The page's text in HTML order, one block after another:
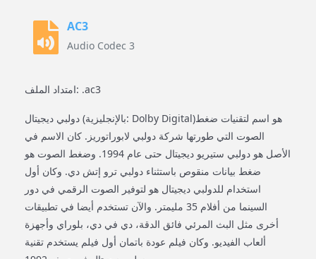
AC3
Audio Codec 3
امتداد الملف: .ac3
دولبي ديجيتال (بالإنجليزية: Dolby Digital)‏ هو اسم لتقنيات ضغط
الصوت التي طورتها شركة دولبي لابوراتوريز. كان الاسم في
الأصل هو دولبي ستيريو ديجيتال حتى عام 1994. وضغط الصوت هو
ضغط بيانات منقوص باستثناء دولبي ترو إتش دي. وكان أول
استخدام للدولبي ديجيتال هو لتوفير الصوت الرقمي في دور
السينما من أفلام 35 مليمتر. والآن تستخدم أيضا في تطبيقات
أخرى مثل البث المرئي فائق الدقة، دي في دي، بلوراي وأجهزة
ألعاب الفيديو. وكان فيلم عودة باتمان أول فيلم يستخدم تقنية